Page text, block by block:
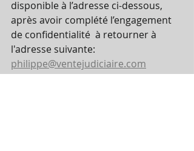
disponible à l’adresse ci-dessous,
après avoir complété l’engagement
de confidentialité  à retourner à
l'adresse suivante:
philippe@ventejudiciaire.com